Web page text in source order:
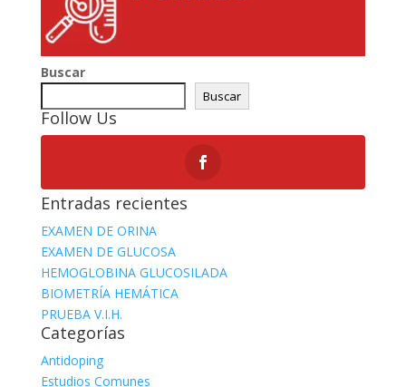
Buscar
Buscar
Follow Us
Entradas recientes
EXAMEN DE ORINA
EXAMEN DE GLUCOSA
HEMOGLOBINA GLUCOSILADA
BIOMETRÍA HEMÁTICA
PRUEBA V.I.H.
Categorías
Antidoping
Estudios Comunes